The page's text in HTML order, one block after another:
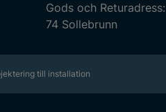
Gods och
74 Sollebrunn
till installation